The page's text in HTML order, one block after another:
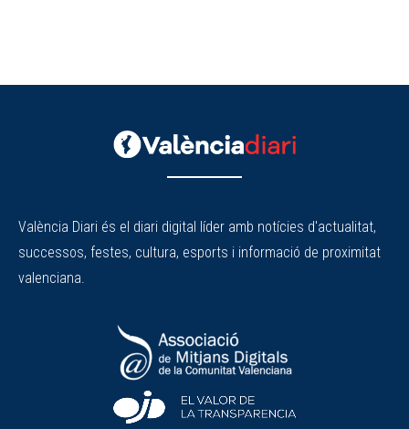
València Diari és el diari digital líder amb notícies d'actualitat,
successos, festes, cultura, esports i informació de proximitat
valenciana.